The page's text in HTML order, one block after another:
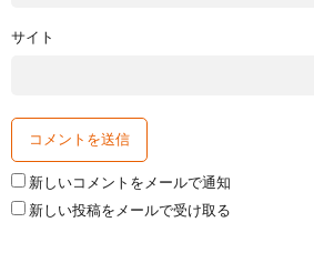
サイト
新しいコメントをメールで通知
新しい投稿をメールで受け取る